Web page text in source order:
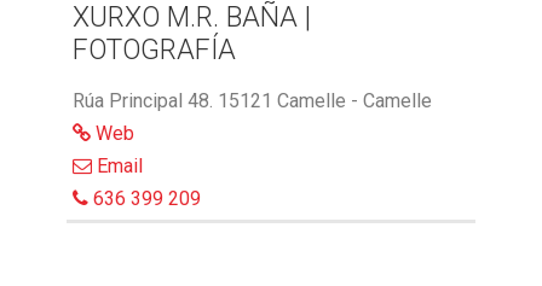
XURXO M.R. BAÑA |
FOTOGRAFÍA
Rúa Principal 48. 15121 Camelle - Camelle
Web
Email
636 399 209